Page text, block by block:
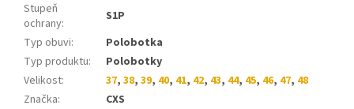
Stupeň
ochrany:
S1P
Typ obuvi:
Polobotka
Typ produktu:
Polobotky
Velikost: 37, 38, 39, 40, 41, 42, 43, 44, 45, 46, 47, 48
Značka: CXS